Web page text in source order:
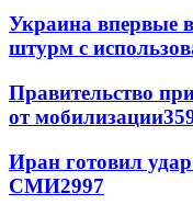
Украина впервые
штурм с
Правительство
от мобилизации
Иран готовил
СМИ2997